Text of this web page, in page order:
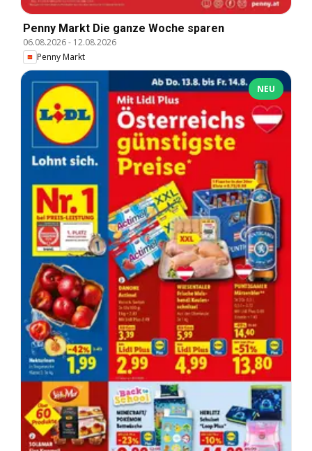
Penny Markt Die ganze Woche sparen
06.08.2026- 12.08.2026
Penny Markt
NEU